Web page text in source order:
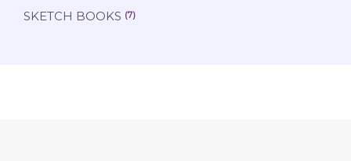
SKETCH BOOKS (7)